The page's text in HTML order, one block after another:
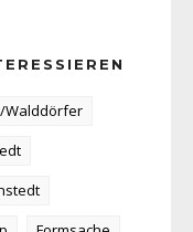
Walddörfer